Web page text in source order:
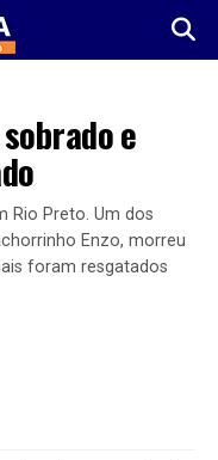
e
Rio Preto. Um dos
Enzo, morreu
foram resgatados